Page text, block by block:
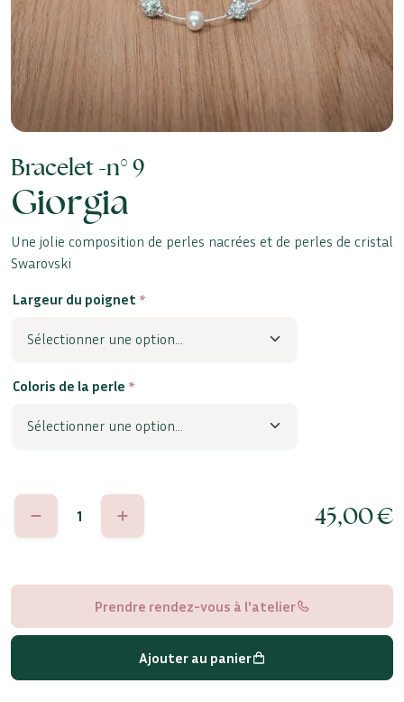
Bracelet -n° 9
Giorgia
Une jolie composition de perles nacrées et de perles de cristal
Swarovski
Largeur du poignet *
Coloris de la perle *
quantité
45,00€
Prendre rendez-vous à l'atelier
Ajouter au panier